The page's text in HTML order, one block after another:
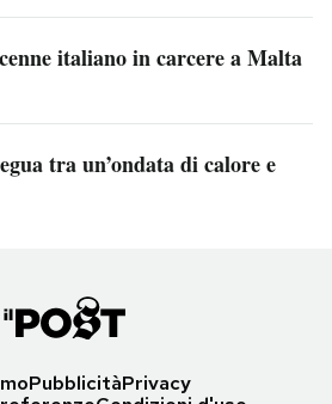
italiano in carcere a Malta
tra un’ondata di calore e
PubblicitàPrivacy